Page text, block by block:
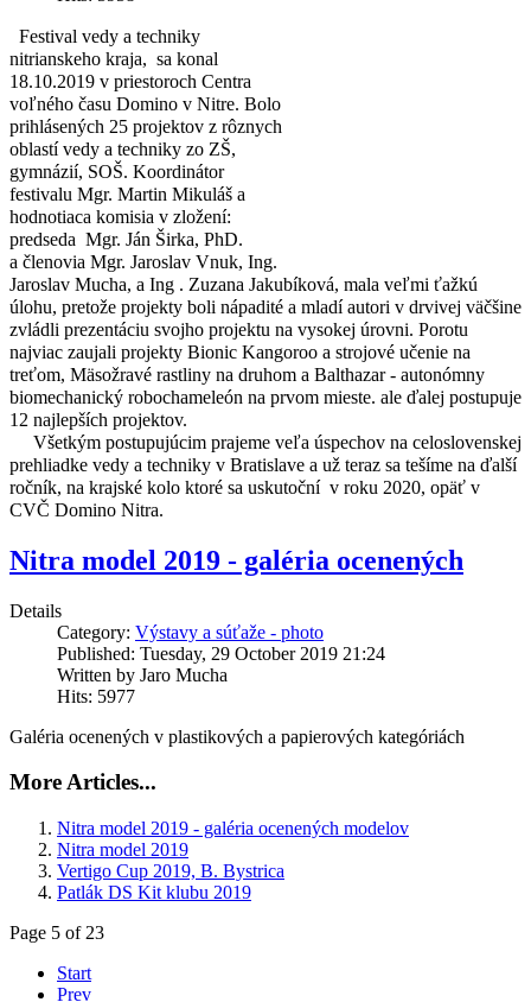
Festival vedy a techniky
nitrianskeho kraja,  sa konal
18.10.2019 v priestoroch Centra
voľného času Domino v Nitre. Bolo
prihlásených 25 projektov z rôznych
oblastí vedy a techniky zo ZŠ,
gymnázií, SOŠ. Koordinátor
festivalu Mgr. Martin Mikuláš a
hodnotiaca komisia v zložení:
predseda  Mgr. Ján Širka, PhD.
a členovia Mgr. Jaroslav Vnuk, Ing.
Jaroslav Mucha, a Ing . Zuzana Jakubíková, mala veľmi ťažkú
úlohu, pretože projekty boli nápadité a mladí autori v drvivej väčšine
zvládli prezentáciu svojho projektu na vysokej úrovni. Porotu
najviac zaujali projekty Bionic Kangoroo a strojové učenie na
treťom, Mäsožravé rastliny na druhom a Balthazar - autonómny
biomechanický robochameleón na prvom mieste. ale ďalej postupuje
12 najlepších projektov.
Vybrať
dvanásť
postúpia
ďalej
prehliadky
bolo
náročné,
všetky
projekty
hovorí
"
niečo
Všetkým postupujúcim prajeme veľa úspechov na celoslovenskej
prehliadke vedy a techniky v Bratislave a už teraz sa tešíme na ďalší
ročník, na krajské kolo ktoré sa uskutoční  v roku 2020, opäť v
CVČ Domino Nitra.
Nitra model 2019 - galéria ocenených
Details
Category: Výstavy a súťaže - photo
Published: Tuesday, 29 October 2019 21:24
Written by Jaro Mucha
Hits: 5977
Galéria ocenených v plastikových a papierových kategóriách
More Articles...
Nitra model 2019 - galéria ocenených modelov
Nitra model 2019
Vertigo Cup 2019, B. Bystrica
Patlák DS Kit klubu 2019
Page 5 of 23
Start
Prev